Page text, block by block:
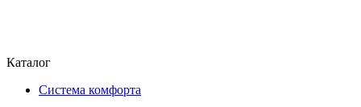
Каталог
Система комфорта